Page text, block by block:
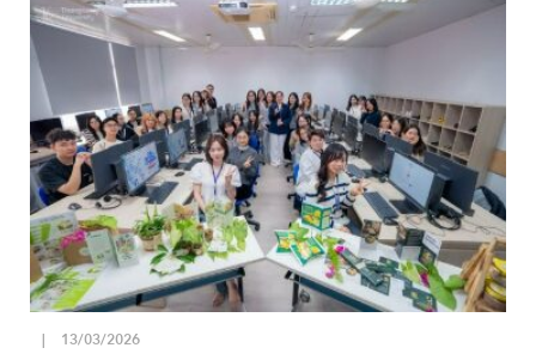
13/03/2026